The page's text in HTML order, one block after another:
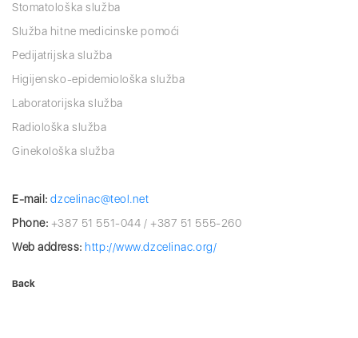
Stomatološka služba
Služba hitne medicinske pomoći
Pedijatrijska služba
Higijensko-epidemiološka služba
Laboratorijska služba
Radiološka služba
Ginekološka služba
E-mail: dzcelinac@teol.net
Phone: +387 51 551-044 / +387 51 555-260
Web address: http://www.dzcelinac.org/
Back